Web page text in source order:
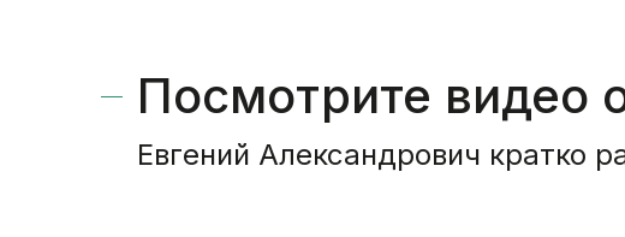
Посмотрите видео
Евгений Александрович кратко